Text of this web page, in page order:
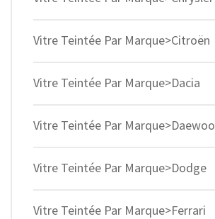
Vitre Teintée Par Marque>Citroën
Vitre Teintée Par Marque>Dacia
Vitre Teintée Par Marque>Daewoo
Vitre Teintée Par Marque>Dodge
Vitre Teintée Par Marque>Ferrari